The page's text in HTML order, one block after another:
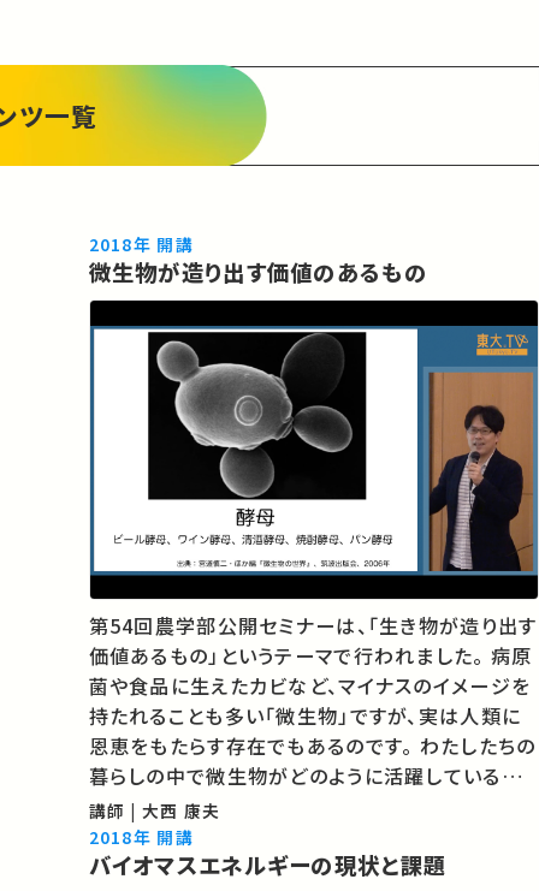
ツ一覧
2018年 開講
微生物が造り出す価値のあるもの
第54回農学部公開セミナーは、「生き物が造り出す
価値あるもの」というテーマで行われました。 病原
菌や食品に生えたカビなど、マイナスのイメージを
持たれることも多い「微生物」ですが、実は人類に
恩恵をもたらす存在でもあるのです。 わたしたちの
暮らしの中で微生物がどのように活躍しているか、
覗いてみましょう。 ★過去の農学部公開セミナー
講師 | 大西 康夫
2018年 開講
バイオマスエネルギーの現状と課題